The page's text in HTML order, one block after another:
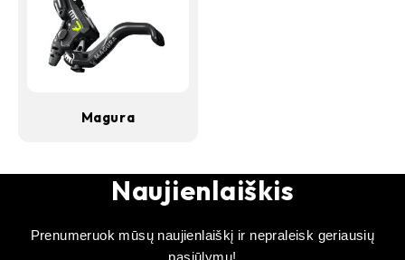
Magura
Naujienlaiškis
Prenumeruok mūsų naujienlaiškį ir nepraleisk geriausių
pasiūlymų!